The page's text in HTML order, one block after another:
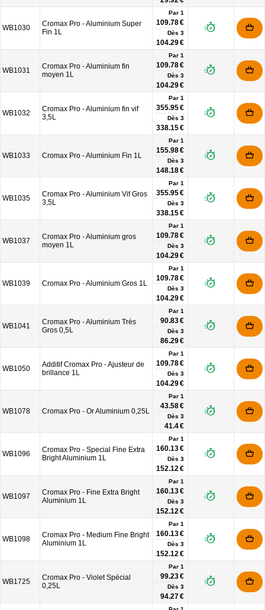
WB1030
Cromax Pro - Aluminium Super
Fin 1L
Par 1
109.78 €
Dès 3
104.29 €
WB1031
Cromax Pro - Aluminium fin
moyen 1L
Par 1
109.78 €
Dès 3
104.29 €
WB1032
Cromax Pro - Aluminium fin vif
3,5L
Par 1
355.95 €
Dès 3
338.15 €
WB1033 Cromax Pro - Aluminium Fin 1L
Par 1
155.98 €
Dès 3
148.18 €
WB1035
Cromax Pro - Aluminium Vif Gros
3,5L
Par 1
355.95 €
Dès 3
338.15 €
WB1037
Cromax Pro - Aluminium gros
moyen 1L
Par 1
109.78 €
Dès 3
104.29 €
WB1039 Cromax Pro - Aluminium Gros 1L
Par 1
109.78 €
Dès 3
104.29 €
WB1041
Cromax Pro - Aluminium Très
Gros 0,5L
Par 1
90.83 €
Dès 3
86.29 €
WB1050
Additif Cromax Pro - Ajusteur de
brillance 1L
Par 1
109.78 €
Dès 3
104.29 €
WB1078 Cromax Pro - Or Aluminium 0,25L
Par 1
43.58 €
Dès 3
41.4 €
WB1096
Cromax Pro - Special Fine Extra
Bright Aluminium 1L
Par 1
160.13 €
Dès 3
152.12 €
WB1097
Cromax Pro - Fine Extra Bright
Aluminium 1L
Par 1
160.13 €
Dès 3
152.12 €
WB1098
Cromax Pro - Medium Fine Bright
Aluminium 1L
Par 1
160.13 €
Dès 3
152.12 €
WB1725
Cromax Pro - Violet Spécial
0,25L
Par 1
99.23 €
Dès 3
94.27 €